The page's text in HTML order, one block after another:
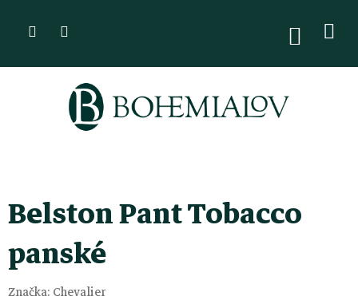
Belston Pant Tobacco
panské
Značka: Chevalier